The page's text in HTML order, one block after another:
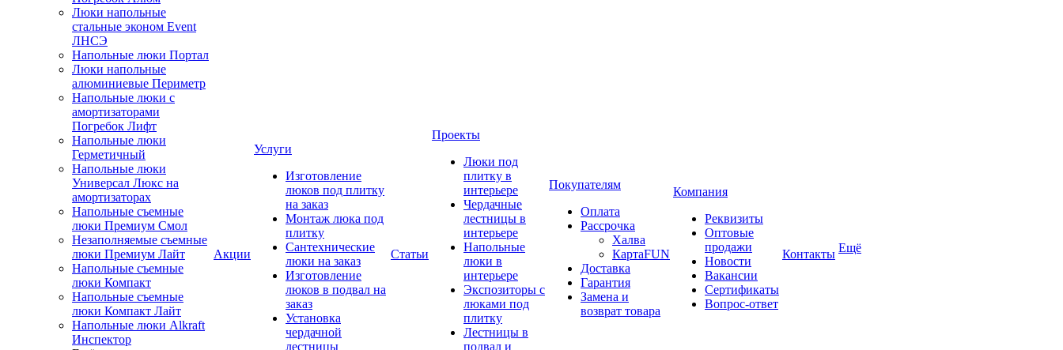
Люки напольные
стальные эконом Event
ЛНСЭ
Напольные люки Портал
Люки напольные
алюминиевые Периметр
Напольные люки с
амортизаторами
Погребок Лифт
Напольные люки
Герметичный
Напольные люки
Универсал Люкс на
амортизаторах
Напольные съемные
люки Премиум Смол
Незаполняемые съемные
люки Премиум Лайт
Напольные съемные
люки Компакт
Напольные съемные
люки Компакт Лайт
Напольные люки Alkraft
Инспектор
Акции
Услуги
Изготовление
люков под плитку
на заказ
Монтаж люка под
плитку
Сантехнические
люки на заказ
Изготовление
люков в подвал на
заказ
Установка
чердачной
лестницы
Статьи
Проекты
Люки под
плитку в
интерьере
Чердачные
лестницы в
интерьере
Напольные
люки в
интерьере
Экспозиторы с
люками под
плитку
Лестницы в
подвал и
Покупателям
Оплата
Рассрочка
Халва
КартаFUN
Доставка
Гарантия
Замена и
возврат товара
Компания
Реквизиты
Оптовые
продажи
Новости
Вакансии
Сертификаты
Вопрос-ответ
Контакты Ещё